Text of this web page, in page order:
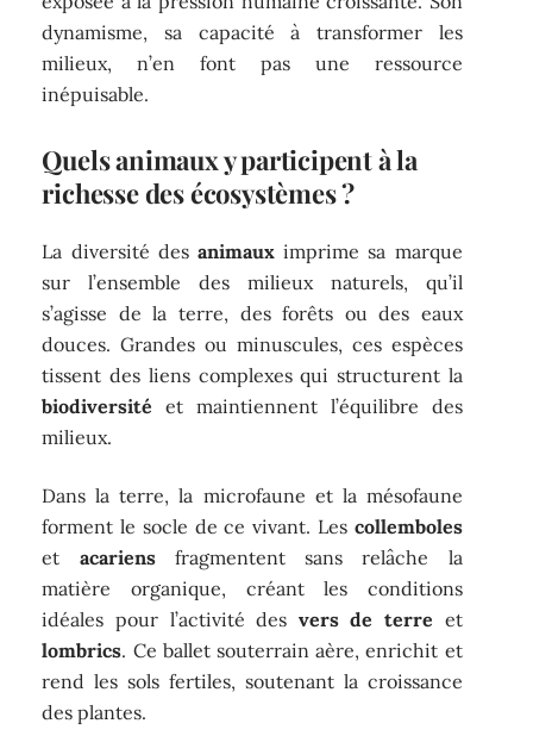
dynamisme, sa capacité à transformer les
milieux, n’en font pas une ressource
inépuisable.
Quels animaux y participent à la
richesse des écosystèmes ?
La diversité des animaux imprime sa marque
sur l’ensemble des milieux naturels, qu’il
s’agisse de la terre, des forêts ou des eaux
douces. Grandes ou minuscules, ces espèces
tissent des liens complexes qui structurent la
biodiversité et maintiennent l’équilibre des
milieux.
Dans la terre, la microfaune et la mésofaune
forment le socle de ce vivant. Les collemboles
et acariensfragmentent sans relâche la
matière organique, créant les conditions
idéales pour l’activité des vers de terre et
lombrics. Ce ballet souterrain aère, enrichit et
rend les sols fertiles, soutenant la croissance
des plantes.